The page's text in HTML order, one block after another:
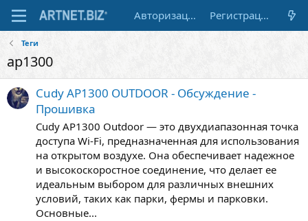
Авторизация Регистрация
Теги
ap1300
Cudy AP1300 OUTDOOR - Обсуждение -
Прошивка
Cudy AP1300 Outdoor — это двухдиапазонная точка
доступа Wi-Fi, предназначенная для использования
на открытом воздухе. Она обеспечивает надежное
и высокоскоростное соединение, что делает ее
идеальным выбором для различных внешних
условий, таких как парки, фермы и парковки.
Основные...